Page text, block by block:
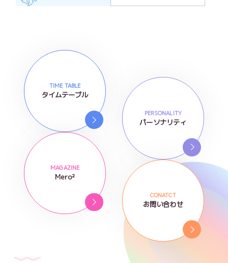
TIME TABLE
タイムテーブル
PERSONALITY
パーソナリティ
MAGAZINE
Mero²
CONATCT
お問い合わせ